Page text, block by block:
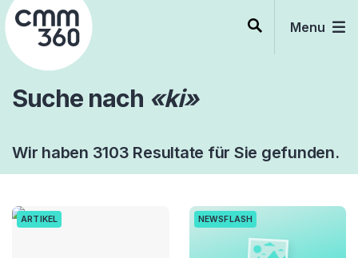
Skip
to
content
Menu
Suche nach «ki»
Wir haben 3103 Resultate für Sie gefunden.
ARTIKEL NEWSFLASH